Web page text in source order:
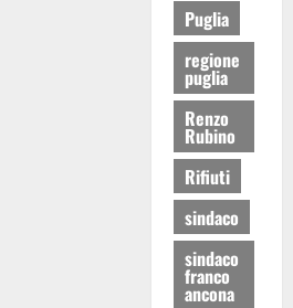
Puglia
regione
puglia
Renzo
Rubino
Rifiuti
sindaco
sindaco
franco
ancona